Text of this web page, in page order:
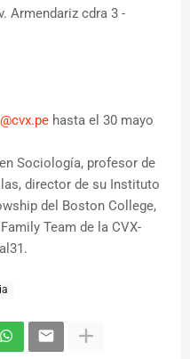
Armendariz cdra 3 -
hasta el 30 mayo
Sociología, profesor de
director de su Instituto
del Boston College,
Team de la CVX-